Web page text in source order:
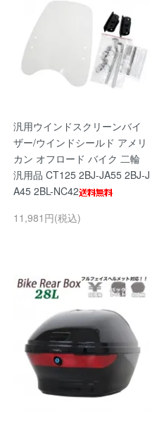
汎用ウインドスクリーンバイ
ザー/ウインドシールド アメリ
カン オフロード バイク 二輪
汎用品 CT125 2BJ-JA55 2BJ-J
A45 2BL-NC42
11,981円(税込)